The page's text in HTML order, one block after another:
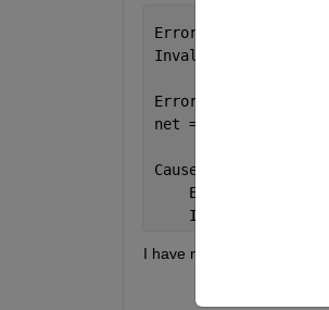
Error
Invalid
Error
net =
Caused
    Error
    Invalid
I have no idea how to fix